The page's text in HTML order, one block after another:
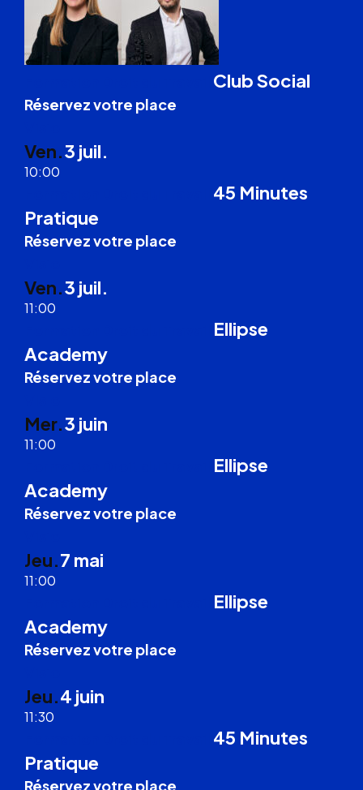
Club Social
Réservez votre place
Ven.3 juil.
10:00
45 Minutes
Pratique
Réservez votre place
Ven.3 juil.
11:00
Ellipse
Academy
Réservez votre place
Mer.3 juin
11:00
Ellipse
Academy
Réservez votre place
Jeu.7 mai
11:00
Ellipse
Academy
Réservez votre place
Jeu.4 juin
11:30
45 Minutes
Pratique
Réservez votre place